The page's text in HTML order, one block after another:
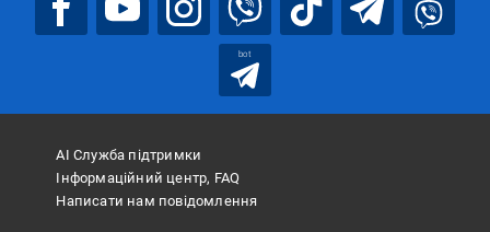
bot
АІ Служба підтримки
Інформаційний центр, FAQ
Написати нам повідомлення